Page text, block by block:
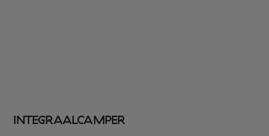
INTEGRAALCAMPER